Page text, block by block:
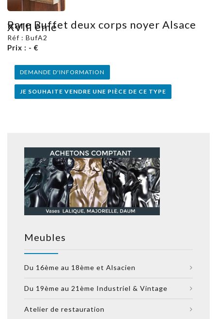
Rare Buffet deux corps noyer Alsace
XVIII ème
Réf : BufA2
Prix : - €
DEMANDE D'INFORMATION
JE SOUHAITE VENDRE UNE PIÈCE DE CE TYPE
Meubles
Du 16ème au 18ème et Alsacien
Du 19ème au 21ème Industriel & Vintage
Atelier de restauration